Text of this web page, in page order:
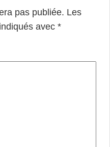
pas publiée. Les
avec *